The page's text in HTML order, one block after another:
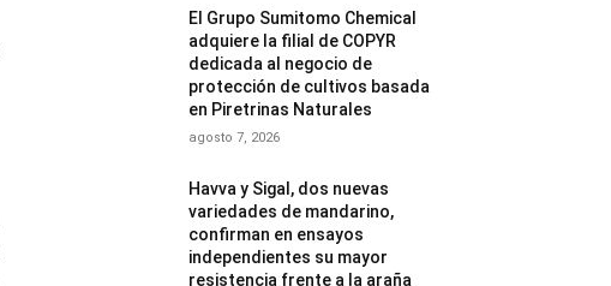
El Grupo Sumitomo Chemical
adquiere la filial de COPYR
dedicada al negocio de
protección de cultivos basada
en Piretrinas Naturales
agosto 7, 2026
Havva y Sigal, dos nuevas
variedades de mandarino,
confirman en ensayos
independientes su mayor
resistencia frente a la araña